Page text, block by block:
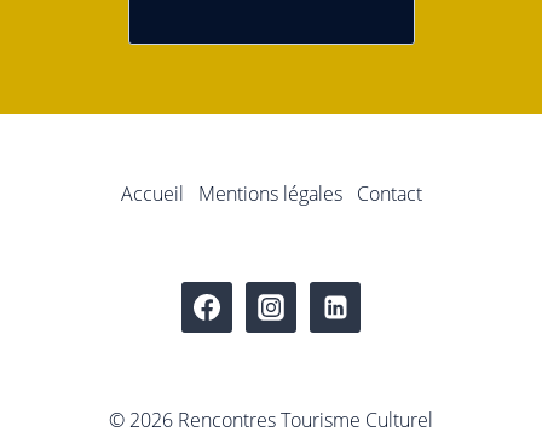
Accueil Mentions légales Contact
© 2026 Rencontres Tourisme Culturel